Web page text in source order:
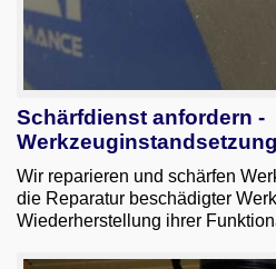
Schärfdienst anfordern -
Werkzeuginstandsetzung
Wir reparieren und schärfen
die Reparatur beschädigter
Wiederherstellung ihrer